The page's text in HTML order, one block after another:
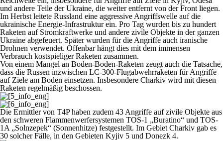
und andere Teile der Ukraine, die weiter entfernt von der Front liegen.
Im Herbst leitete Russland eine aggressive Angriffswelle auf die
ukrainische Energie-Infrastruktur ein. Pro Tag wurden bis zu hundert
Raketen auf Stromkraftwerke und andere zivile Objekte in der ganzen
Ukraine abgefeuert. Später wurden für die Angriffe auch iranische
Drohnen verwendet. Offenbar hängt dies mit dem immensen
Verbrauch kostspieliger Raketen zusammen.
Von einem Mangel an Boden-Boden-Raketen zeugt auch die Tatsache,
dass die Russen inzwischen LC-300-Flugabwehrraketen für Angriffe
auf Ziele am Boden einsetzen. Insbesondere Charkiv wird mit diesen
Raketen regelmäßig beschossen.
Die Ermittler von T4P haben zudem 43 Angriffe auf zivile Objekte aus
den schweren Flammenwerfersystemen TOS-1 „Buratino“ und TOS-
1A „Solnzepek“ (Sonnenhitze) festgestellt. Im Gebiet Charkiv gab es
30 solcher Fälle, in den Gebieten Kyjiv 5 und Donezk 4.